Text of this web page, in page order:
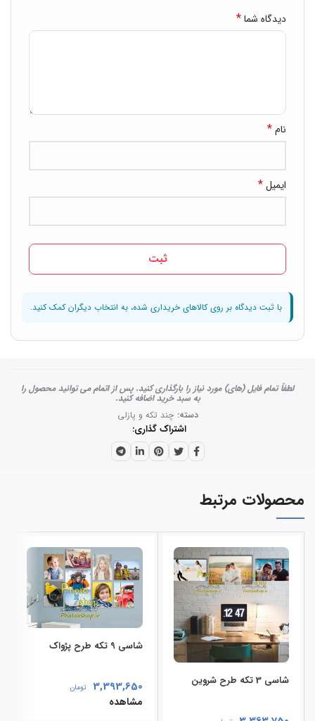
دیدگاه شما*
نام*
ایمیل*
لطفاً تمام فایل (های) مورد نیاز را بارگذاری کنید. پس از اتمام می توانید محصول را
به سبد خرید اضافه کنید.
دسته: چند تکه و پازلی
اشتراک گذاری
محصولات مرتبط
شاسی 3 تکه طرح شروین
شاسی 9 تکه طرح پژواک
3,393,650 تومان
مشاهده